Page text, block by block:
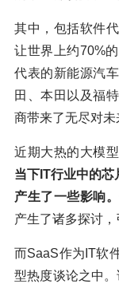
其中，包括软件
让世界上约70%
代表的新能源汽
田、本田以及福
商带来了无尽对未
近期大热的大模
当下IT行业中的
产生了一些影响。
产生了诸多探讨
而SaaS作为IT软
型热度谈论之中